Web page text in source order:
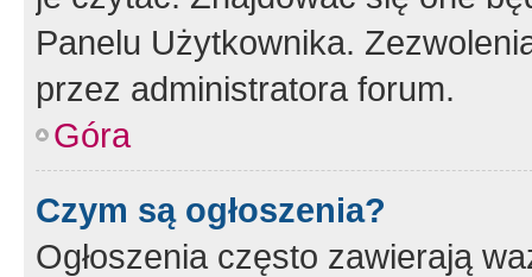
Panelu Użytkownika.
przez administratora forum.
Góra
Czym są ogłoszenia?
Ogłoszenia często zawierają